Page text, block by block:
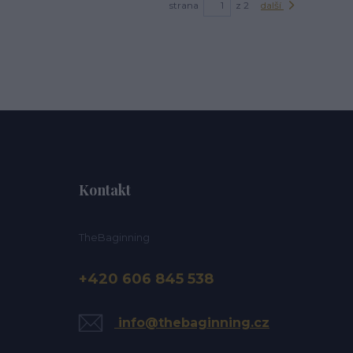
strana z 2 další
Kontakt
TheBaginning
+420 606 845 538
info@thebaginning.cz